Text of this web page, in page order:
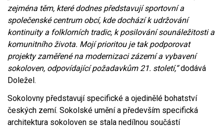
zejména těm, které dodnes představují sportovní a
společenské centrum obcí, kde dochází k udržování
kontinuity a folklorních tradic, k posilování sounáležitosti a
komunitního života. Mojí prioritou je tak podporovat
projekty zaměřené na modernizaci zázemí a vybavení
sokoloven, odpovídající požadavkům 21. století,“dodává
Doležel.
Sokolovny představují specifické a ojedinělé bohatství
českých zemí. Sokolské umění a především specifická
architektura sokoloven se stala nedílnou součástí